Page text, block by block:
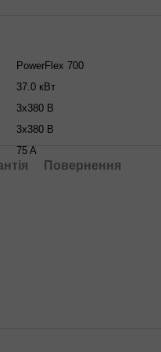
PowerFlex 700
37.0 кВт
3x380 В
3x380 В
75 A
Повернення